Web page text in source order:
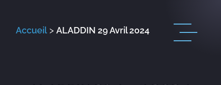
Accueil> ALADDIN 29 Avril 2024